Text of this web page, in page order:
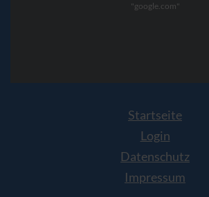
"google.com"
Startseite
Login
Datenschutz
Impressum